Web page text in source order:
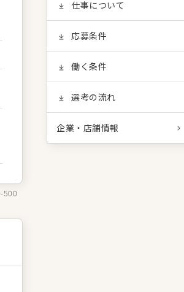
500
仕事について
応募条件
働く条件
選考の流れ
企業・店舗情報